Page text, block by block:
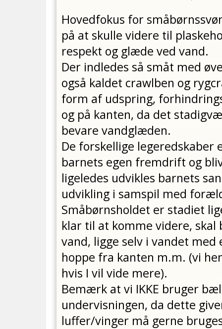
Hovedfokus for
på at skulle videre til
respekt og glæde ved vand.
Der indledes så småt med
også kaldet crawlben og
form af udspring,
og på kanten, da det
bevare vandglæden.
De forskellige
barnets egen fremdrift og
ligeledes udvikles barnets
udvikling i samspil med
Småbørnsholdet er stadiet
klar til at komme videre,
vand, ligge selv i vandet
hoppe fra kanten m.m. (vi
hvis I vil vide mere).
Bemærk at vi IKKE bruger
undervisningen, da dette
luffer/vinger må gerne